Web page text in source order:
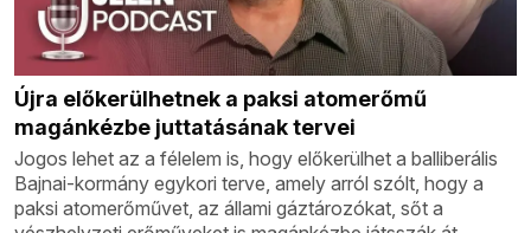
Újra előkerülhetnek a paksi atomerőmű
magánkézbe juttatásának tervei
Jogos lehet az a félelem is, hogy előkerülhet a balliberális
Bajnai-kormány egykori terve, amely arról szólt, hogy a
paksi atomerőművet, az állami gáztározókat, sőt a